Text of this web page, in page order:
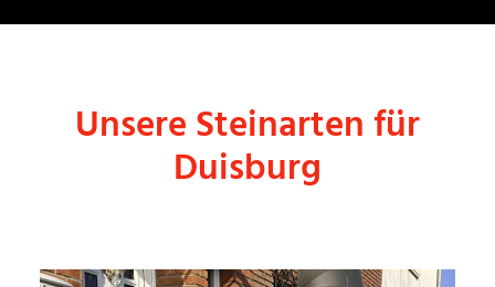
Unsere Steinarten für
Duisburg